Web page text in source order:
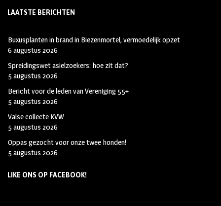
LAATSTE BERICHTEN
Buxusplanten in brand in Biezenmortel, vermoedelijk opzet
6 augustus 2026
Spreidingswet asielzoekers: hoe zit dat?
5 augustus 2026
Bericht voor de leden van Vereniging 55+
5 augustus 2026
Valse collecte KVW
5 augustus 2026
Oppas gezocht voor onze twee honden!
5 augustus 2026
LIKE ONS OP FACEBOOK!